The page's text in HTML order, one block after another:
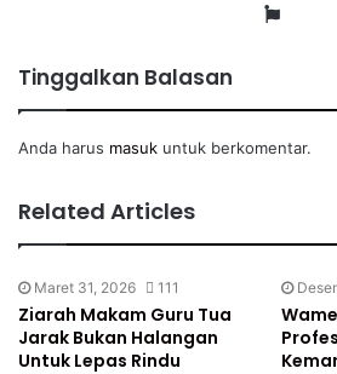
Website
Tinggalkan Balasan
Anda harus masuk untuk berkomentar.
Related Articles
Maret 31, 2026 111
Ziarah Makam Guru Tua
Jarak Bukan Halangan
Untuk Lepas Rindu